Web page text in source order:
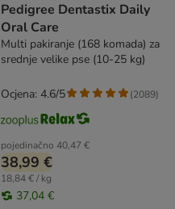
Pedigree Dentastix Daily
Oral Care
Multi pakiranje (168 komada) za
srednje velike pse (10-25 kg)
pojedinačno 40,47 €
38,99 €
18,84 € / kg
37,04 €
Ocjena: 4.6/5 (2089)